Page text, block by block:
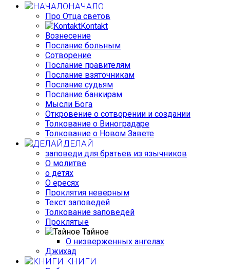
НАЧАЛО
Про Отца светов
Kontakt
Вознесение
Послание больным
Сотворение
Послание правителям
Послание взяточникам
Послание судьям
Послание банкирам
Мысли Бога
Откровение о сотворении и создании
Толкование о Виноградаре
Толкование о Новом Завете
ДЕЛАЙ
заповеди для братьев из язычников
О молитве
о детях
О ересях
Проклятия неверным
Текст заповедей
Толкование заповедей
Проклятые
Тайное
О низверженных ангелах
Джихад
КНИГИ